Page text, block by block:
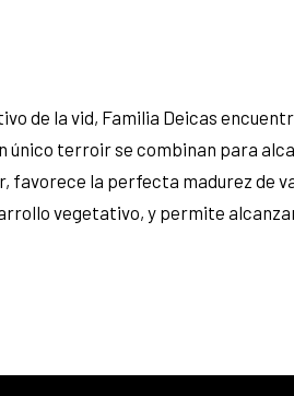
de la vid, Familia Deicas
único terroir se combinan para
favorece la perfecta madurez de
vegetativo, y permite